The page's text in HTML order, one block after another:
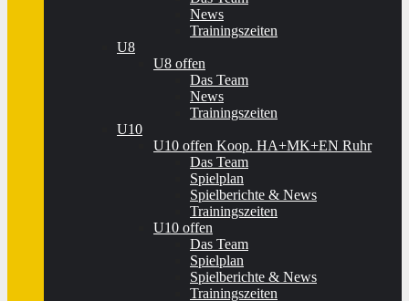
News
Trainingszeiten
U8
U8 offen
Das Team
News
Trainingszeiten
U10
U10 offen Koop. HA+MK+EN Ruhr
Das Team
Spielplan
Spielberichte & News
Trainingszeiten
U10 offen
Das Team
Spielplan
Spielberichte & News
Trainingszeiten